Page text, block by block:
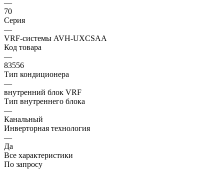
—
70
Серия
—
VRF-системы AVH-UXCSAA
Код товара
—
83556
Тип кондиционера
—
внутренний блок VRF
Тип внутреннего блока
—
Канальный
Инверторная технология
—
Да
Все характеристики
По запросу